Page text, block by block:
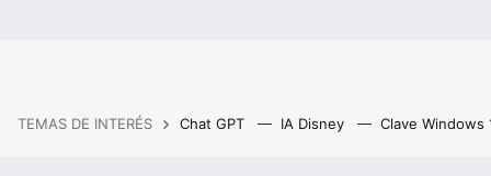
TEMAS DE INTERÉS Chat GPT IA Disney Clave Windows